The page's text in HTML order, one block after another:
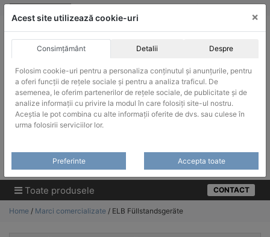
Skip
ACHIZITII PUBLICE
Produsele pot fi achizitionate si in sistemul SEAP / SICAP
Products
Toate produsele CONTACT
Home / Marci comercializate / ELB Füllstandsgeräte
Acest site utilizează cookie-uri ×
Consimțământ Detalii Despre
Folosim cookie-uri pentru a personaliza conținutul și anunțurile, pentru
a oferi funcții de rețele sociale și pentru a analiza traficul. De
asemenea, le oferim partenerilor de rețele sociale, de publicitate și de
analize informații cu privire la modul în care folosiți site-ul nostru.
Aceștia le pot combina cu alte informații oferite de dvs. sau culese în
urma folosirii serviciilor lor.
Preferinte Accepta toate